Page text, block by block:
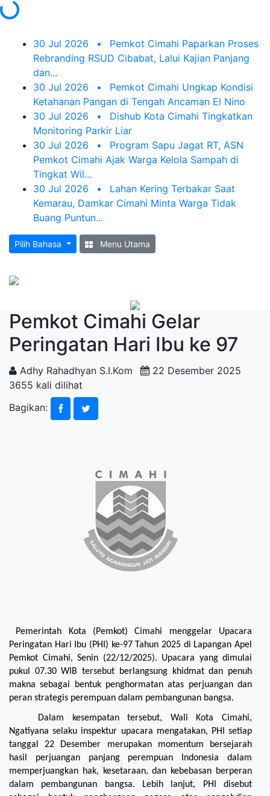
Loading... 30 Jul 2026 •
Pemkot Cimahi Paparkan Proses
Rebranding RSUD Cibabat, Lalui Kajian Panjang
dan...
30 Jul 2026
•
Pemkot Cimahi Ungkap Kondisi
Ketahanan Pangan di Tengah Ancaman El Nino
30 Jul 2026
•
Dishub Kota Cimahi Tingkatkan
Monitoring Parkir Liar
30 Jul 2026
•
Program Sapu Jagat RT, ASN
Pemkot Cimahi Ajak Warga Kelola Sampah di
Tingkat Wil...
30 Jul 2026
•
Lahan Kering Terbakar Saat
Kemarau, Damkar Cimahi Minta Warga Tidak
Buang Puntun...
Pilih Bahasa Menu Utama
Pemkot Cimahi Gelar
Peringatan Hari Ibu ke 97
Adhy Rahadhyan S.I.Kom
22 Desember 2025
3655 kali dilihat
Bagikan:
Pemerintah Kota (Pemkot) Cimahi menggelar Upacara
Peringatan Hari Ibu (PHI) ke-97 Tahun 2025 di Lapangan Apel
Pemkot Cimahi, Senin (22/12/2025). Upacara yang dimulai
pukul 07.30 WIB tersebut berlangsung khidmat dan penuh
makna sebagai bentuk penghormatan atas perjuangan dan
peran strategis perempuan dalam pembangunan bangsa.
Dalam kesempatan tersebut, Wali Kota Cimahi,
Ngatiyana selaku inspektur upacara mengatakan, PHI setiap
tanggal 22 Desember merupakan momentum bersejarah
hasil perjuangan panjang perempuan Indonesia dalam
memperjuangkan hak, kesetaraan, dan kebebasan berperan
dalam pembangunan bangsa. Lebih lanjut, PHI disebut